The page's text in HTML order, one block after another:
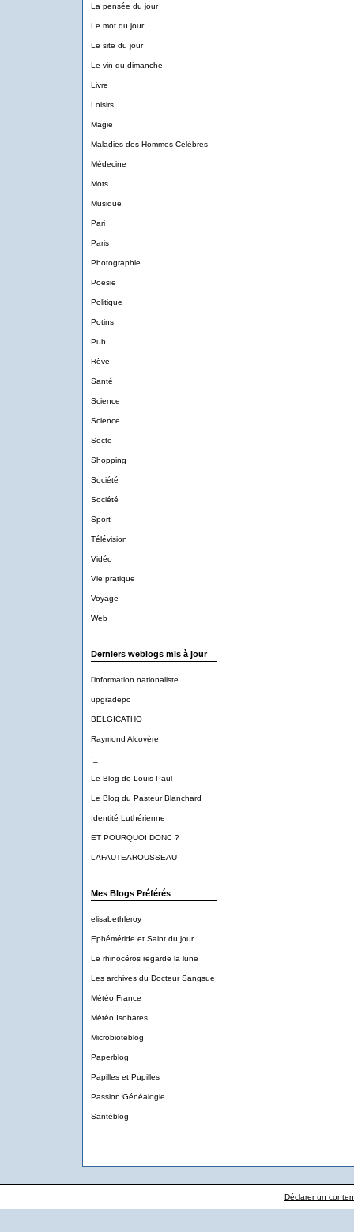
La pensée du jour
Le mot du jour
Le site du jour
Le vin du dimanche
Livre
Loisirs
Magie
Maladies des Hommes Célèbres
Médecine
Mots
Musique
Pari
Paris
Photographie
Poesie
Politique
Potins
Pub
Rève
Santé
Science
Science
Secte
Shopping
Société
Société
Sport
Télévision
Vidéo
Vie pratique
Voyage
Web
Derniers weblogs mis à jour
l'information nationaliste
upgradepc
BELGICATHO
Raymond Alcovère
;_
Le Blog de Louis-Paul
Le Blog du Pasteur Blanchard
Identité Luthérienne
ET POURQUOI DONC ?
LAFAUTEAROUSSEAU
Mes Blogs Préférés
elisabethleroy
Ephéméride et Saint du jour
Le rhinocéros regarde la lune
Les archives du Docteur Sangsue
Météo France
Météo Isobares
Microbioteblog
Paperblog
Papilles et Pupilles
Passion Généalogie
Santéblog
Déclarer un